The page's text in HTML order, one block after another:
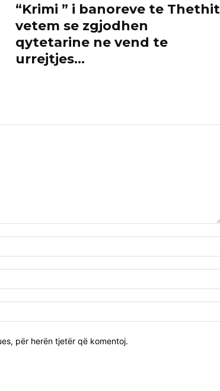
“Krimi ” i banoreve te Thethit
vetem se zgjodhen
qytetarine ne vend te
urrejtjes…
për herën tjetër që komentoj.